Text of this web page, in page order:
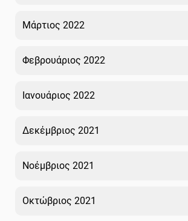
Μάρτιος 2022
Φεβρουάριος 2022
Ιανουάριος 2022
Δεκέμβριος 2021
Νοέμβριος 2021
Οκτώβριος 2021